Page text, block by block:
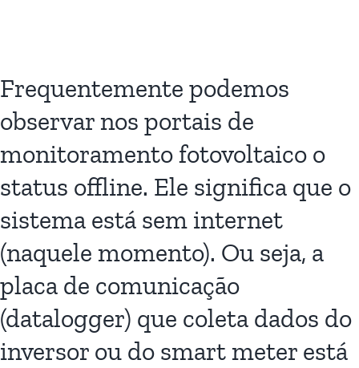
Frequentemente podemos
observar nos portais de
monitoramento fotovoltaico o
status offline. Ele significa que o
sistema está sem internet
(naquele momento). Ou seja, a
placa de comunicação
(datalogger) que coleta dados do
inversor ou do smart meter está